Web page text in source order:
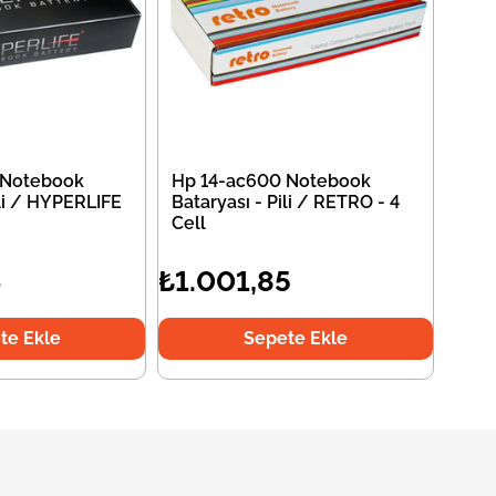
/ HYPERLIFE
Ekle
Hp 14-ac600 Notebook
Bataryası - Pili / RETRO - 4
Cell
₺1.001,85
Sepete Ekle